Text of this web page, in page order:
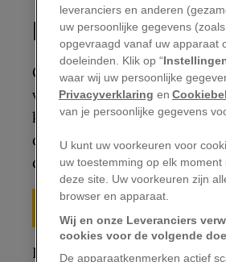
Reclame op de
Gewapend met blikjes fris,
van 1969 tot 1994 dagelijks
keer dat jongeren hun
de zomermaanden en je
die je gratis kon aanvragen
Wil je niets missen van onze
Discoveren zie onze
De NS had van tevoren
leveranciers en anderen
uw persoonlijke gegevens
opgevraagd vanaf uw apparaat
doeleinden. Klik op “
waar wij uw persoonlijke
Privacyverklaring en
van je persoonlijke gegevens
U kunt uw voorkeuren voor
uw toestemming op elk
deze site. Uw voorkeuren zijn
browser en apparaat.
Wij en onze Leveranciers
cookies voor de volgende
De apparaatkenmerken actief